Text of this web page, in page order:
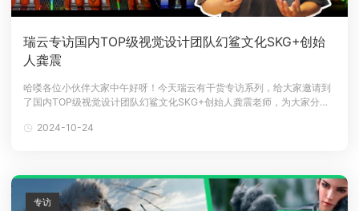
瑞云专访国内TOP级视觉设计团队幻鲨文化SKG+创始
人龚震
哈喽各位小伙伴大家中午好呀！今天瑞云有干货专访系列，给大家邀请到
了国内TOP级视觉设计团队幻鲨文化SKG+创始人龚震老师，为大家分享
先锋，尤其在沉浸光影艺术和3D Mapping 领域，创作过数百部作品，并
2024-10-24
专访